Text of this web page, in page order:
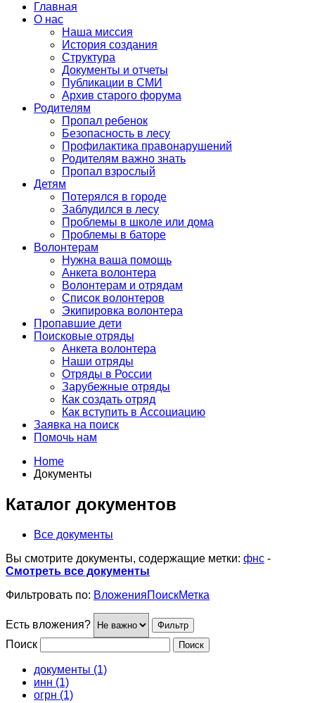
Главная
О нас
Наша миссия
История создания
Структура
Документы и отчеты
Публикации в СМИ
Архив старого форума
Родителям
Пропал ребенок
Безопасность в лесу
Профилактика правонарушений
Родителям важно знать
Пропал взрослый
Детям
Потерялся в городе
Заблудился в лесу
Проблемы в школе или дома
Проблемы в баторе
Волонтерам
Нужна ваша помощь
Анкета волонтера
Волонтерам и отрядам
Список волонтеров
Экипировка волонтера
Пропавшие дети
Поисковые отряды
Анкета волонтера
Наши отряды
Отряды в России
Зарубежные отряды
Как создать отряд
Как вступить в Ассоциацию
Заявка на поиск
Помочь нам
Home
Документы
Каталог документов
Все документы
Вы смотрите документы, содержащие метки: фнс -
Смотреть все документы
Фильтровать по: ВложенияПоискМетка
Есть вложения?
Поиск
документы (1)
инн (1)
огрн (1)